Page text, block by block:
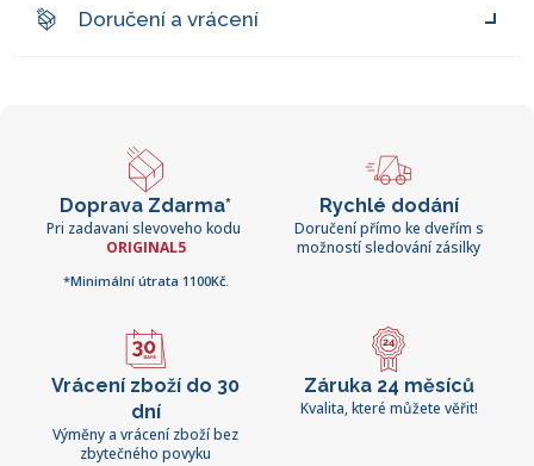
Doručení a vrácení
Doprava Zdarma*
Pri zadavani slevoveho kodu
ORIGINAL5
*Minimální útrata 1100Kč.
Rychlé dodání
Doručení přímo ke dveřím s
možností sledování zásilky
Vrácení zboží do 30
dní
Výměny a vrácení zboží bez
zbytečného povyku
Záruka 24 měsíců
Kvalita, které můžete věřit!